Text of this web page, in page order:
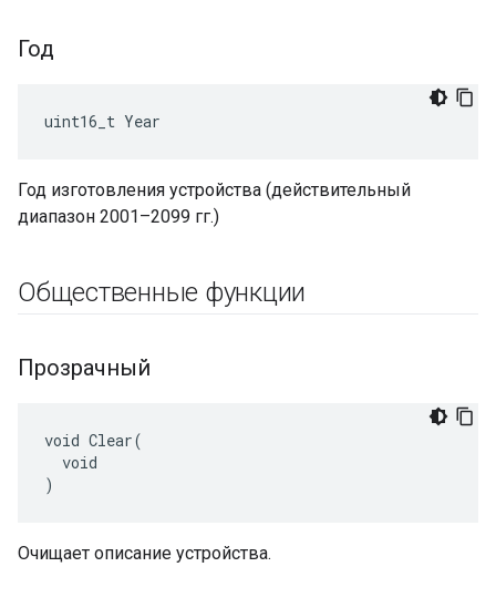
Год
uint16_t Year
Год изготовления устройства (действительный
диапазон 2001–2099 гг.)
Общественные функции
Прозрачный
void Clear(
  void
)
Очищает описание устройства.